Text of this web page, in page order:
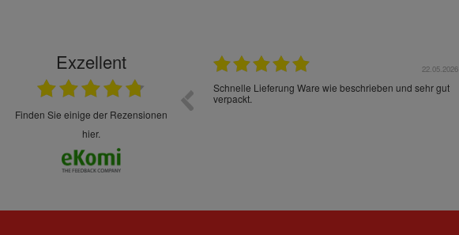
Exzellent
finden Sie einige der Rezensionen
hier.
sehr sorgsam verpackt. Alles kommt
Spaß so einzukaufen. Die Abwicklung ist
22.05.2026
Schnelle Lieferung Ware wie beschrieben und sehr gut
verpackt.